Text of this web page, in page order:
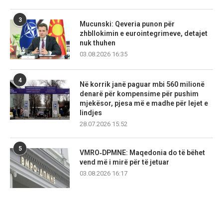
3
Mucunski: Qeveria punon për
zhbllokimin e eurointegrimeve, detajet
nuk thuhen
03.08.2026 16:35
4
Në korrik janë paguar mbi 560 milionë
denarë për kompensime për pushim
mjekësor, pjesa më e madhe për lejet e
lindjes
28.07.2026 15:52
5
VMRO‑DPMNE: Maqedonia do të bëhet
vend më i mirë për të jetuar
03.08.2026 16:17